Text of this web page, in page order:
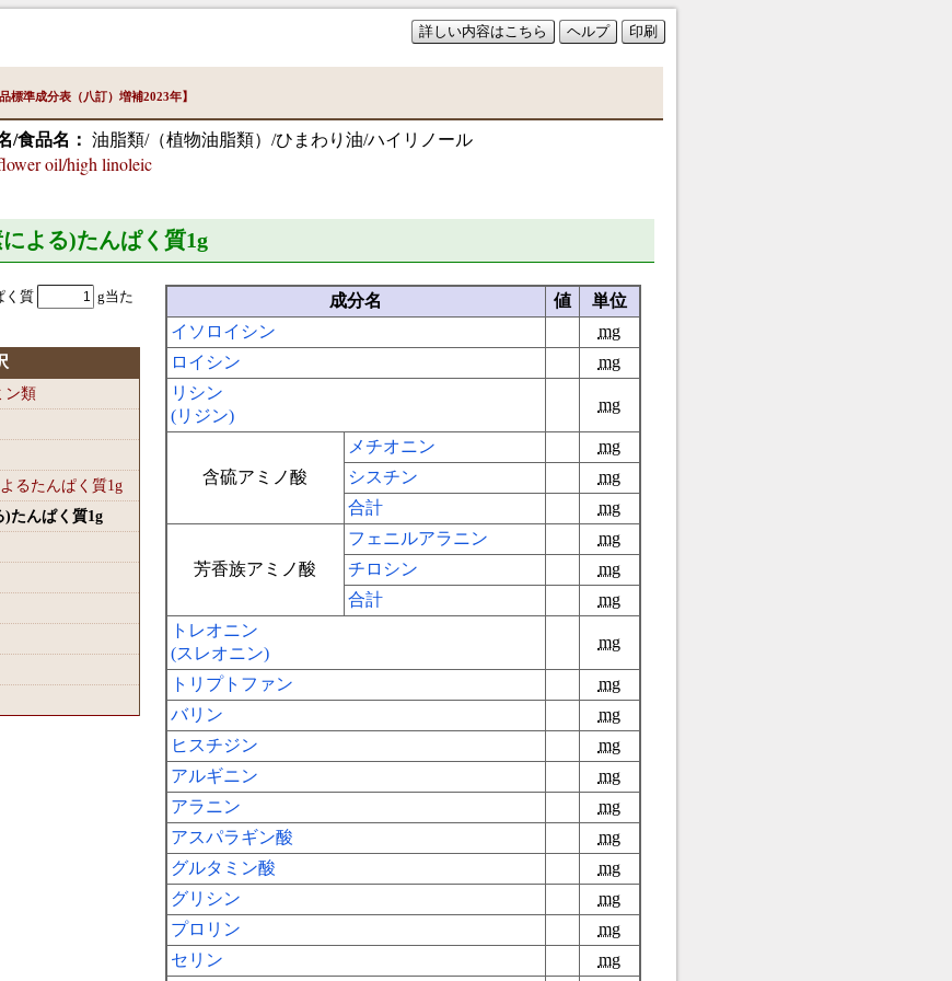
詳しい内容はこちら ヘルプ 印刷
標準成分表（八訂）増補2023年】
/食品名： 油脂類/（植物油脂類）/ひまわり油/ハイリノール
oil/high linoleic
よる)たんぱく質1g
く質
g当た
ン類
るたんぱく質1g
)たんぱく質1g
成分名 値
単位
イソロイシン
mg
ロイシン
mg
リシン
(リジン)
mg
含硫アミノ酸
メチオニン
mg
シスチン
mg
合計
mg
芳香族アミノ酸
フェニルアラニン
mg
チロシン
mg
合計
mg
トレオニン
(スレオニン)
mg
トリプトファン
mg
バリン
mg
ヒスチジン
mg
アルギニン
mg
アラニン
mg
アスパラギン酸
mg
グルタミン酸
mg
グリシン
mg
プロリン
mg
セリン
mg